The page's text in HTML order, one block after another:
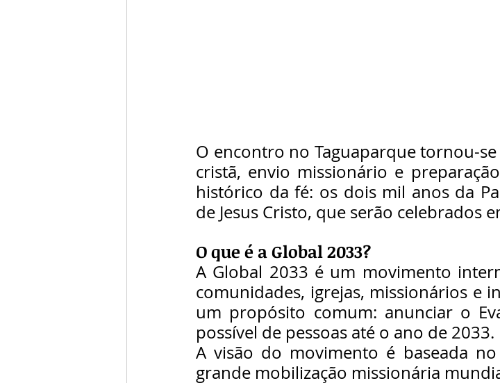
O encontro no Taguaparque tornou-
cristã, envio missionário e
histórico da fé: os dois mil anos da
de Jesus Cristo, que serão celebrados
O que é a Global 2033?
A Global 2033 é um movimento
comunidades, igrejas, missionários e
um propósito comum: anunciar o
possível de pessoas até o ano de 2033.
A visão do movimento é baseada
grande mobilização missionária